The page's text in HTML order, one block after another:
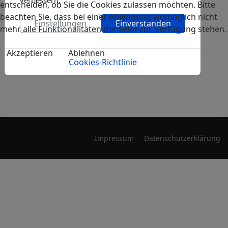
2026
:: Konzerte
Impressum Datenschutzerklärung
Einstellungen Einverstanden
Cookies-Richtlinie
entscheiden, ob Sie die Cookies zulassen möchten. Bitte
beachten Sie, dass bei einer Ablehnung womöglich nicht
mehr alle Funktionalitäten der Seite zur Verfügung stehen.
Akzeptieren Ablehnen